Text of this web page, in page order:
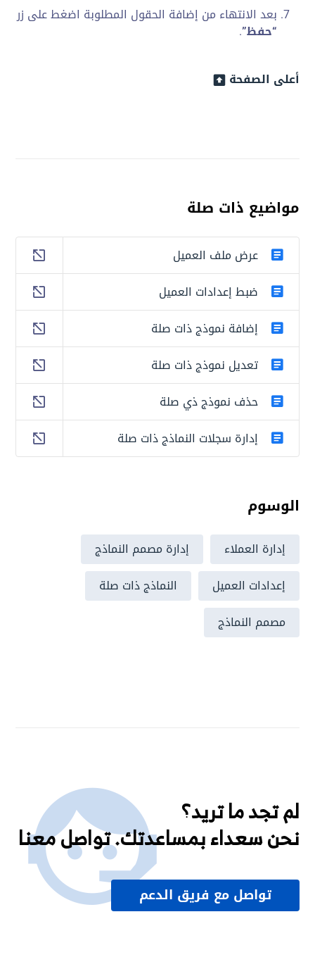
بعد الانتهاء من إضافة الحقول المطلوبة اضغط على زر
“حفظ”.
أعلى الصفحة
مواضيع ذات صلة
عرض ملف العميل
ضبط إعدادات العميل
إضافة نموذج ذات صلة
تعديل نموذج ذات صلة
حذف نموذج ذي صلة
إدارة سجلات النماذج ذات صلة
الوسوم
إدارة العملاء
إدارة مصمم النماذج
إعدادات العميل
النماذج ذات صلة
مصمم النماذج
لم تجد ما تريد؟
نحن سعداء بمساعدتك. تواصل معنا
تواصل مع فريق الدعم